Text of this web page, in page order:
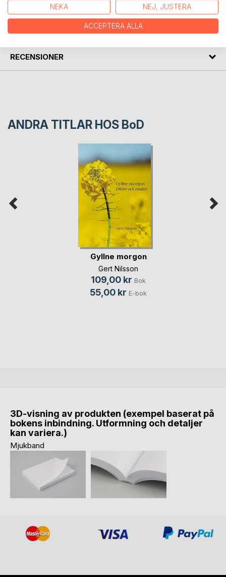
FÖRFATTARE
KOMMENTARER I PRESSEN
RECENSIONER
ANDRA TITLAR HOS BoD
Gyllne morgon
Gert Nilsson
109,00 kr Bok
55,00 kr E-bok
3D-visning av produkten (exempel baserat på
bokens inbindning. Utformning och detaljer
kan variera.)
Mjukband
NEKA NEJ, JUSTERA
ACCEPTERA ALLA